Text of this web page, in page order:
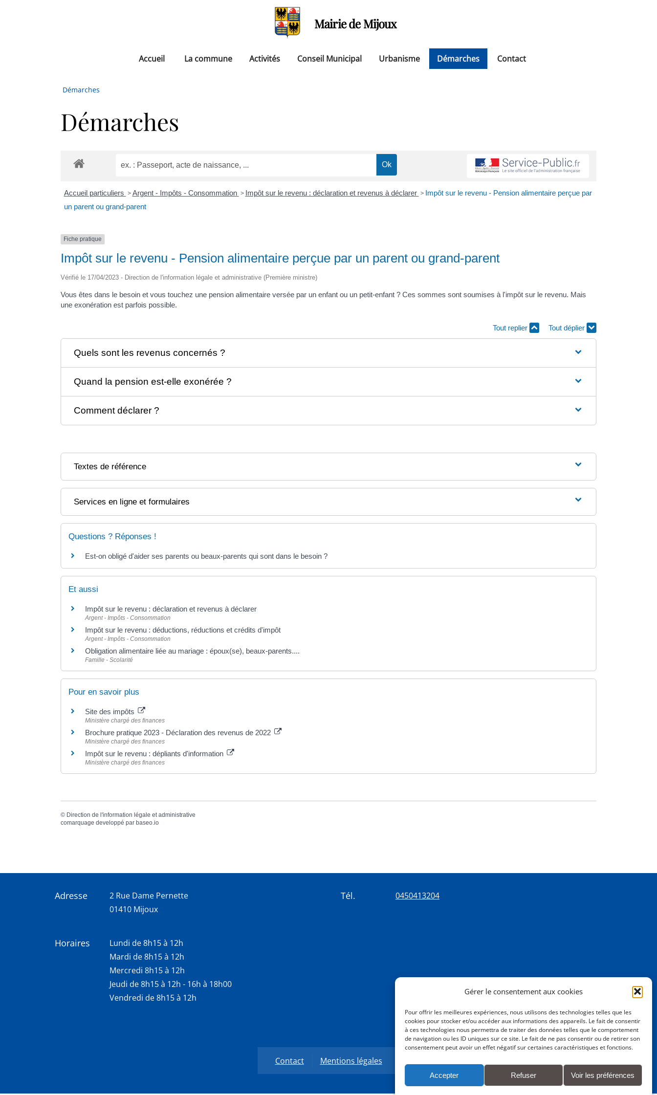
Gérer le consentement aux cookies
Pour offrir les meilleures expériences, nous utilisons des technologies telles que les
cookies pour stocker et/ou accéder aux informations des appareils. Le fait de consentir
à ces technologies nous permettra de traiter des données telles que le comportement
de navigation ou les ID uniques sur ce site. Le fait de ne pas consentir ou de retirer son
consentement peut avoir un effet négatif sur certaines caractéristiques et fonctions.
Accepter Refuser Voir les préférences
Mairie de Mijoux
Accueil La commune Activités Conseil Municipal Urbanisme Démarches Contact
Démarches
Démarches
Accueil particuliers > Argent - Impôts - Consommation > Impôt sur le revenu : déclaration et revenus à déclarer > Impôt sur le revenu - Pension alimentaire perçue par
un parent ou grand-parent
Fiche pratique
Impôt sur le revenu - Pension alimentaire perçue par un parent ou grand-parent
Vérifié le 17/04/2023 - Direction de l'information légale et administrative (Première ministre)
Vous êtes dans le besoin et vous touchez une pension alimentaire versée par un enfant ou un petit-enfant ? Ces sommes sont soumises à l'impôt sur le revenu. Mais
une exonération est parfois possible.
Tout replier Tout déplier
Quels sont les revenus concernés ?
Quand la pension est-elle exonérée ?
Comment déclarer ?
Textes de référence
Services en ligne et formulaires
Questions ? Réponses !
Est-on obligé d'aider ses parents ou beaux-parents qui sont dans le besoin ?
Et aussi
Impôt sur le revenu : déclaration et revenus à déclarer
Argent - Impôts - Consommation
Impôt sur le revenu : déductions, réductions et crédits d'impôt
Argent - Impôts - Consommation
Obligation alimentaire liée au mariage : époux(se), beaux-parents....
Famille - Scolarité
Pour en savoir plus
Site des impôts
Ministère chargé des finances
Brochure pratique 2023 - Déclaration des revenus de 2022
Ministère chargé des finances
Impôt sur le revenu : dépliants d'information
Ministère chargé des finances
© Direction de l'information légale et administrative
comarquage developpé par baseo.io
Adresse
2 Rue Dame Pernette
01410 Mijoux
Horaires
Lundi de 8h15 à 12h
Mardi de 8h15 à 12h
Mercredi 8h15 à 12h
Jeudi de 8h15 à 12h - 16h à 18h00
Vendredi de 8h15 à 12h
Tél. 0450413204
Contact Mentions légales